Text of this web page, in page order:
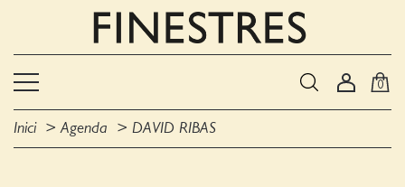
0
Inici Agenda DAVID RIBAS